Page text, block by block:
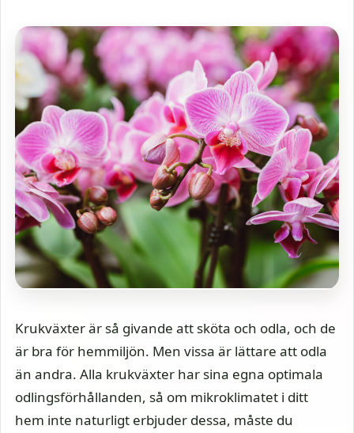
Krukväxter är så givande att sköta och odla, och de
är bra för hemmiljön. Men vissa är lättare att odla
än andra. Alla krukväxter har sina egna optimala
odlingsförhållanden, så om mikroklimatet i ditt
hem inte naturligt erbjuder dessa, måste du